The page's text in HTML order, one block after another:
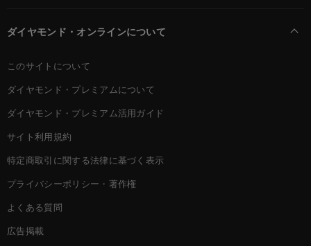
ダイヤモンド・オンラインについて
このサイトについて
ダイヤモンド・プレミアムについて
ダイヤモンド・プレミアム活用ガイド
サイト利用規約
特定商取引に関する法律に基づく表示
プライバシーポリシー・著作権
よくある質問
広告掲載